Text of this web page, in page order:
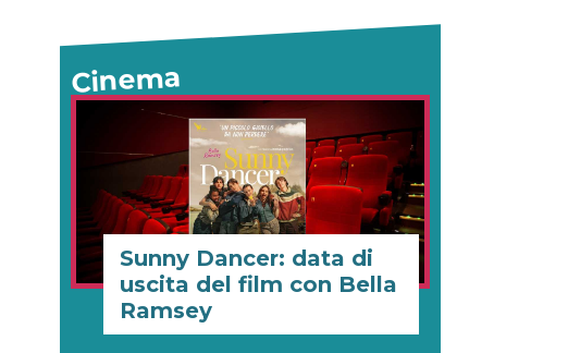
Cinema
Sunny Dancer: data di
uscita del film con Bella
Ramsey